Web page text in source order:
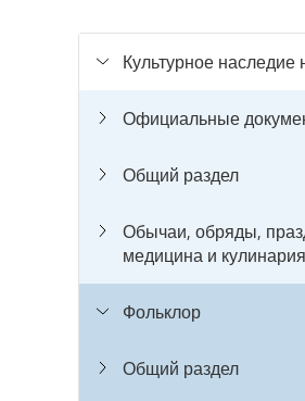
Культурное наследие
Официальные
Общий раздел
Обычаи, обряды,
медицина и кулинария
Фольклор
Общий раздел